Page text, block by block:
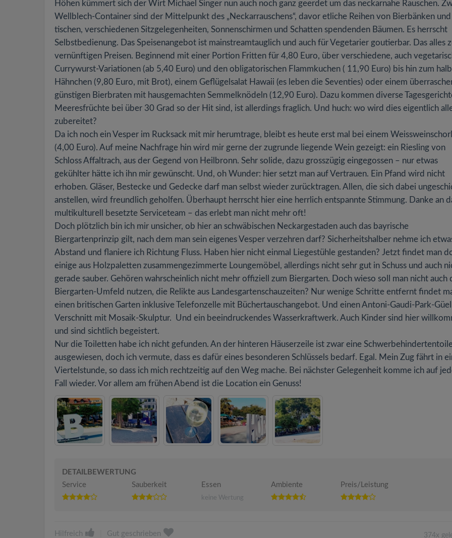
Höhen kümmert sich der Wirt Michael Singer nun auch noch ganz geerdet um das neckarnahe Rauschen.
Wellblech-Container sind der Mittelpunkt des „Neckarrauschens“, davor etliche Reihen von Bierbänken
tischen, verschiedenen Sitzgelegenheiten, Sonnenschirmen und Schatten spendenden Bäumen. Es herrscht
Selbstbedienung. Das Speisenangebot ist mainstreamtauglich und auch für Vegetarier goutierbar. Das alles
vernünftigen Preisen. Beginnend mit einer Portion Fritten für 4,80 Euro, über verschiedene, auch
Currywurst-Variationen (ab 5,40 Euro) und den obligatorischen Flammkuchen ( 11,90 Euro) bis hin zum
Hähnchen (9,80 Euro, mit Brot), einem Geflügelsalat Hawaii (es leben die Seventies) oder einem
günstigen Bierbraten mit hausgemachten Semmelknödeln (12,90 Euro). Dazu kommen diverse
Meeresfrüchte bei über 30 Grad so der Hit sind, ist allerdings fraglich. Und huch: wo wird dies eigentlich
zubereitet?
Da ich noch ein Vesper im Rucksack mit mir herumtrage, bleibt es heute erst mal bei einem
(4,00 Euro). Auf meine Nachfrage hin wird mir gerne der zugrunde liegende Wein gezeigt: ein Riesling von
Schloss Affaltrach, aus der Gegend von Heilbronn. Sehr solide, dazu grosszügig eingegossen – nur etwas
gekühlter hätte ich ihn mir gewünscht. Und, oh Wunder: hier setzt man auf Vertrauen. Ein Pfand wird nicht
erhoben. Gläser, Bestecke und Gedecke darf man selbst wieder zurücktragen. Allen, die sich dabei
anstellen, wird freundlich geholfen. Überhaupt herrscht hier eine herrlich entspannte Stimmung. Danke an
multikulturell besetzte Serviceteam – das erlebt man nicht mehr oft!
Doch plötzlich bin ich mir unsicher, ob hier an schwäbischen Neckargestaden auch das bayrische
Biergartenprinzip gilt, nach dem man sein eigenes Vesper verzehren darf? Sicherheitshalber nehme ich
Abstand und flaniere ich Richtung Fluss. Haben hier nicht einmal Liegestühle gestanden? Jetzt findet man
einige aus Holzpaletten zusammengezimmerte Loungemöbel, allerdings nicht sehr gut in Schuss und auch
gerade sauber. Gehören wahrscheinlich nicht mehr offiziell zum Biergarten. Doch wieso soll man nicht auch
Biergarten-Umfeld nutzen, die Relikte aus Landesgartenschauzeiten? Nur wenige Schritte entfernt findet
einen britischen Garten inklusive Telefonzelle mit Büchertauschangebot. Und einen Antoni-Gaudi-Park-
Verschnitt mit Mosaik-Skulptur. Und ein beeindruckendes Wasserkraftwerk. Auch Kinder sind hier
und sind sichtlich begeistert.
Nur die Toiletten habe ich nicht gefunden. An der hinteren Häuserzeile ist zwar eine
ausgewiesen, doch ich vermute, dass es dafür eines besonderen Schlüssels bedarf. Egal. Mein Zug fährt in
Viertelstunde, so dass ich mich rechtzeitig auf den Weg mache. Bei nächster Gelegenheit komme ich auf
Fall wieder. Vor allem am frühen Abend ist die Location ein Genuss!
DETAILBEWERTUNG
Service
Sauberkeit Essen
keine Wertung
Ambiente Preis/Leistung
Hilfreich Gut geschrieben 374x